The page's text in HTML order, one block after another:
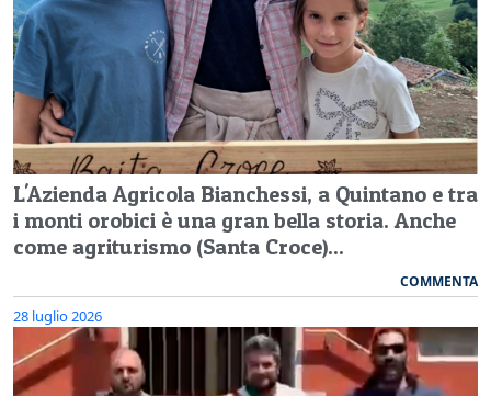
L'Azienda Agricola Bianchessi, a Quintano e tra
i monti orobici è una gran bella storia. Anche
come agriturismo (Santa Croce)...
COMMENTA
28 luglio 2026